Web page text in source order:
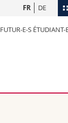
FR DE
FUTUR-E-S ÉTUDIANT-